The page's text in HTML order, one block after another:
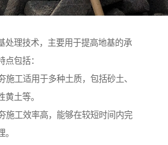
处理技术，主要用于提高地基的承
包括：
施工适用于多种土质，包括砂土、
土等。
施工效率高，能够在较短时间内完